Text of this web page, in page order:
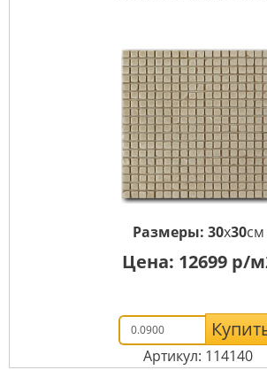
Размеры: 30x30см
Цена: 12699р/
Артикул: 114140